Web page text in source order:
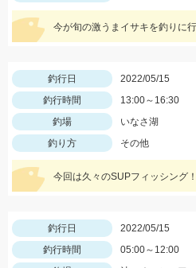
今が旬の激うまイサキを釣りに
釣行日
2022/05/15
釣行時間
13:00～16:30
釣場
いなさ湖
釣り方
その他
釣行日
2022/05/15
釣行時間
05:00～12:00